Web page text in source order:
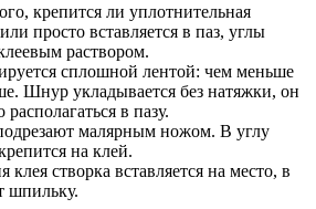
крепится ли уплотнительная
просто вставляется в паз, углы
раствором.
сплошной лентой: чем меньше
Шнур укладывается без натяжки, он
в пазу.
малярным ножом. В углу
на клей.
створка вставляется на место, в
шпильку.